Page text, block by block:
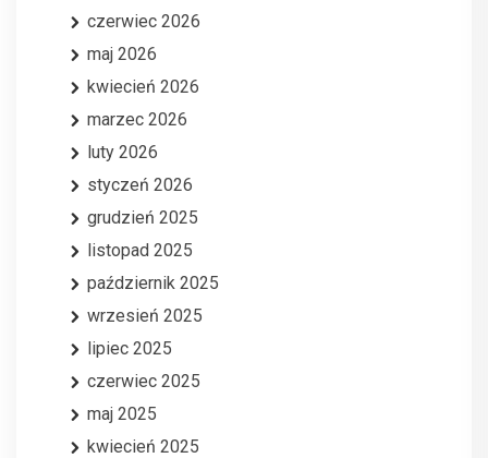
czerwiec 2026
maj 2026
kwiecień 2026
marzec 2026
luty 2026
styczeń 2026
grudzień 2025
listopad 2025
październik 2025
wrzesień 2025
lipiec 2025
czerwiec 2025
maj 2025
kwiecień 2025